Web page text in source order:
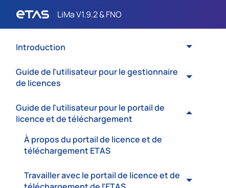
Introduction
Guide de l'utilisateur pour le gestionnaire
de licences
Guide de l'utilisateur pour le portail de
licence et de téléchargement
À propos du portail de licence et de
téléchargement ETAS
Travailler avec le portail de licence et de